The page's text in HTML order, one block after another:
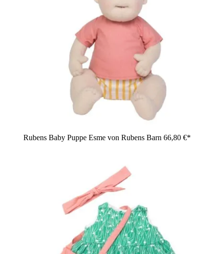
Rubens Baby Puppe Esme von Rubens Barn 66,80 €*